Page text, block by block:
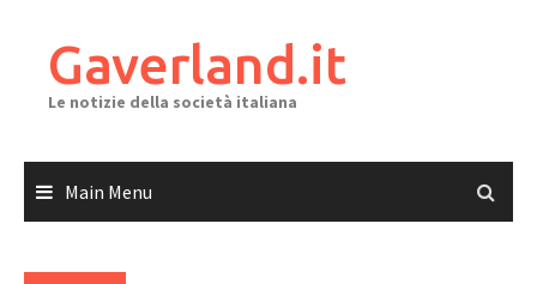
contentGaverland.it
Le notizie della società italiana
Main Menu